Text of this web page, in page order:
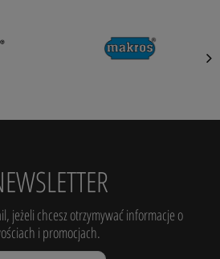
jeżeli chcesz otrzymywać informacje o
i promocjach.